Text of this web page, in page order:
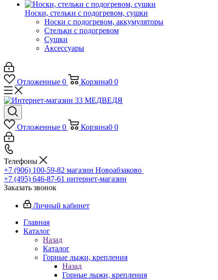
Носки, стельки с подогревом, сушки
Носки с подогревом, аккумуляторы
Стельки с подогревом
Сушки
Аксессуары
Отложенные 0 Корзина0 0
Отложенные 0 Корзина0 0
Телефоны
+7 (906) 100-59-82 магазин Новоабзаково
+7 (495) 646-87-61 интернет-магазин
Заказать звонок
Личный кабинет
Главная
Каталог
Назад
Каталог
Горные лыжи, крепления
Назад
Горные лыжи, крепления